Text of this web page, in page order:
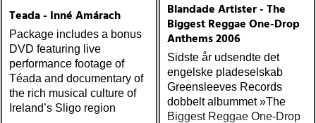
Teada - Inné Amárach
Package includes a bonus
DVD featuring live
performance footage of
Téada and documentary of
the rich musical culture of
Ireland’s Sligo region
Blandade Artister - The
Biggest Reggae One-Drop
Anthems 2006
Sidste år udsendte det
engelske pladeselskab
Greensleeves Records
dobbelt albummet »The
Biggest Reggae One-Drop